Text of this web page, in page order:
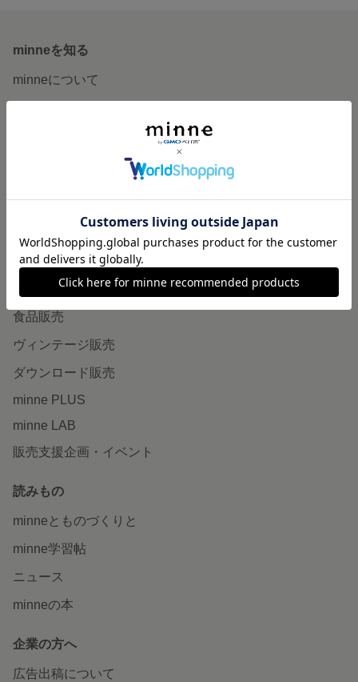
minneを知る
minneについて
作品販売について
minneで売りたい
食品販売
ヴィンテージ販売
ダウンロード販売
minne PLUS
minne LAB
販売支援企画・イベント
読みもの
minneとものづくりと
minne学習帖
ニュース
minneの本
企業の方へ
広告出稿について